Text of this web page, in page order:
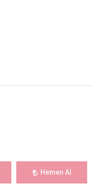
Hemen Al